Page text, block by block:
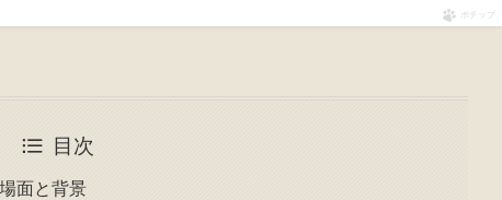
ポチップ
目次
面と背景